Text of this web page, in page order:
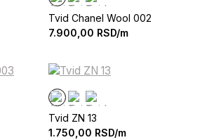
Tvid Chanel Wool 002
7.900,00 RSD/m
Tvid ZN 13
1.750,00 RSD/m